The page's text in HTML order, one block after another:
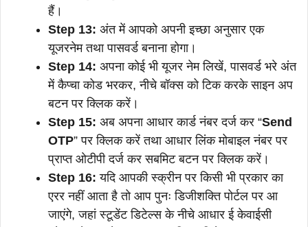
हैं।
Step 13: अंत में आपको अपनी इच्छा अनुसार एक
यूजरनेम तथा पासवर्ड बनाना होगा।
Step 14: अपना कोई भी यूजर नेम लिखें, पासवर्ड भरे अंत
में कैप्चा कोड भरकर, नीचे बॉक्स को टिक करके साइन अप
बटन पर क्लिक करें।
Step 15: अब अपना आधार कार्ड नंबर दर्ज कर “Send
OTP” पर क्लिक करें तथा आधार लिंक मोबाइल नंबर पर
प्राप्त ओटीपी दर्ज कर सबमिट बटन पर क्लिक करें।
Step 16: यदि आपकी स्क्रीन पर किसी भी प्रकार का
एरर नहीं आता है तो आप पुनः डिजीशक्ति पोर्टल पर आ
जाएंगे, जहां स्टूडेंट डिटेल्स के नीचे आधार ई केवाईसी